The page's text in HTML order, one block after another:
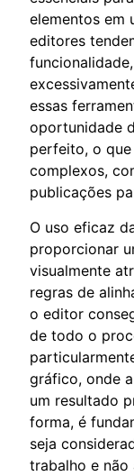
elementos em
editores
essas
oportunidade
perfeito, o
complexos,
publicações
O uso eficaz
proporcionar
visualmente
regras de
o editor
de todo o
gráfico, onde
um resultado
forma, é
seja
trabalho e não